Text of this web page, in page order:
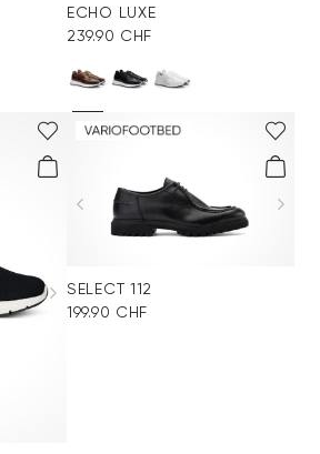
ECHO LUXE
239.90 CHF
SELECT 112
199.90 CHF